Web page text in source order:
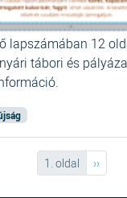
lapszámában 12
tábori és
1. oldal ››